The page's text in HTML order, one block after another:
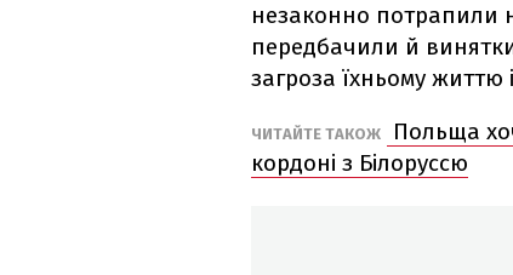
незаконно потрапили
передбачили й
загроза їхньому життю
ЧИТАЙТЕ ТАКОЖ
Польща
кордоні з Білоруссю